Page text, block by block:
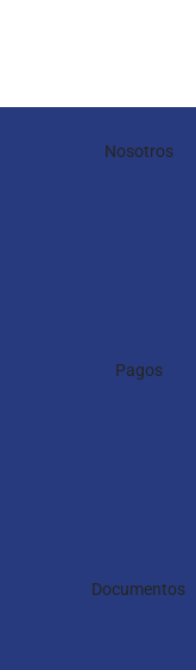
Nosotros
Pagos
Documentos